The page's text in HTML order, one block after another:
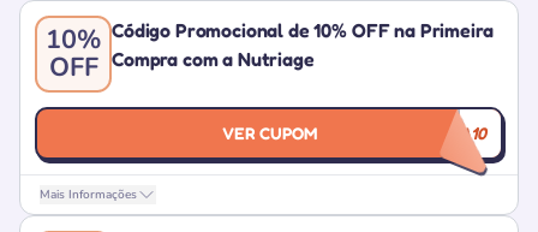
10%
OFF
Código Promocional de 10% OFF na Primeira
Compra com a Nutriage
VER CUPOM PRIMEIRA10
Mais Informações